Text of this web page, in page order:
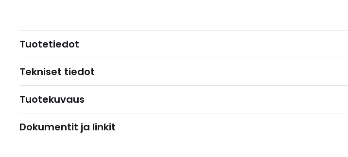
Tuotetiedot
Tekniset tiedot
Tuotekuvaus
Dokumentit ja linkit